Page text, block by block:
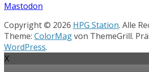
Mastodon
Copyright © 2026 HPG Station. Alle
Theme: ColorMagvon ThemeGrill.
WordPress.
X